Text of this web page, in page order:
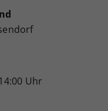
Uhr